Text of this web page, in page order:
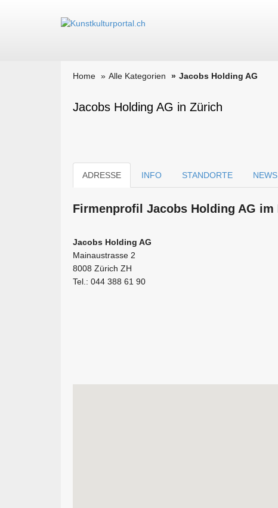
Home Alle Kategorien Jacobs Holding AG
Jacobs Holding AG in Zürich
ADRESSE INFO STANDORTE NEWS
Firmen­profil Jacobs Holding AG
Jacobs Holding AG
Mainaustrasse 2
8008 Zürich ZH
Tel.: 044 388 61 90